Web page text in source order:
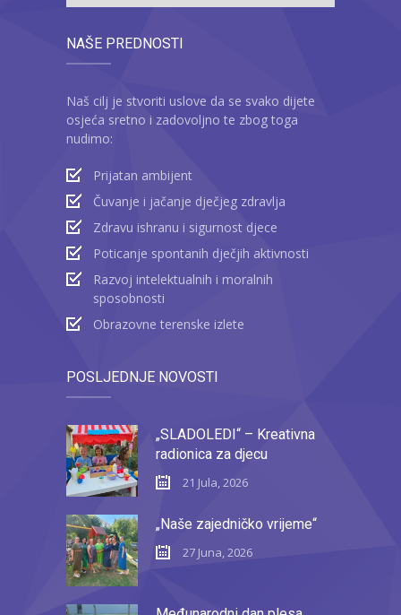
NAŠE PREDNOSTI
Naš cilj je stvoriti uslove da se svako dijete
osjeća sretno i zadovoljno te zbog toga
nudimo:
Prijatan ambijent
Čuvanje i jačanje dječjeg zdravlja
Zdravu ishranu i sigurnost djece
Poticanje spontanih dječjih aktivnosti
Razvoj intelektualnih i moralnih
sposobnosti
Obrazovne terenske izlete
POSLJEDNJE NOVOSTI
„SLADOLEDI“ – Kreativna
radionica za djecu
21 Jula, 2026
„Naše zajedničko vrijeme“
27 Juna, 2026